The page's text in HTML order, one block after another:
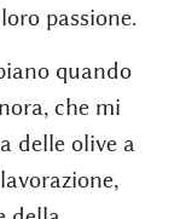
passione.
quando
che mi
delle olive a